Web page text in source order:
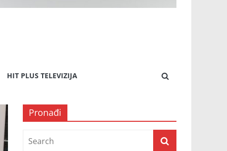
HIT PLUS TELEVIZIJA
Pronađi